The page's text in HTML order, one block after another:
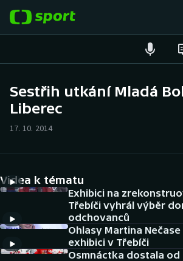
Hokej
Cyklistika
DALŠÍ SPORTY
Americký fotbal
NEPŘEHLÉDNĚTE
Sestřih utkání Mladá
Liberec
17. 10. 2014
Videa k tématu
Exhibici na
Třebíči vyhrál výběr
odchovanců
Ohlasy Martina
exhibici v Třebíči
Osmnáctka dostala od